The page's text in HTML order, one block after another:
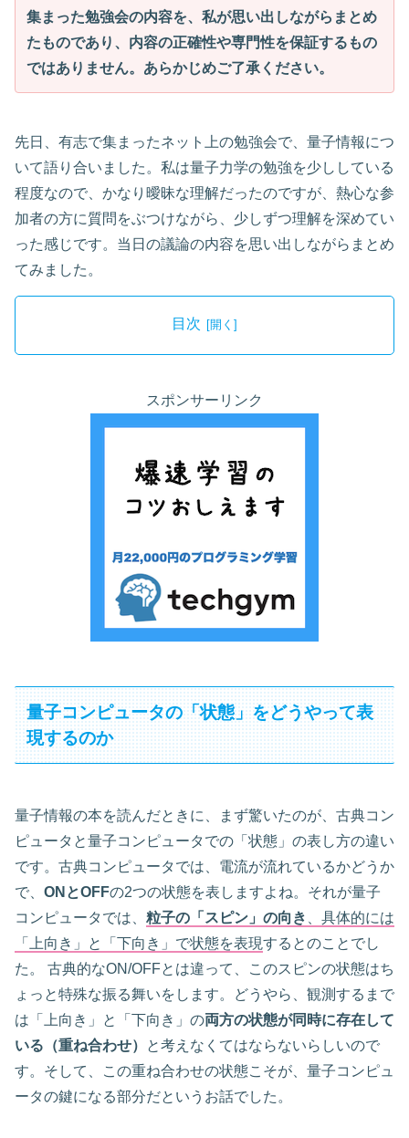
集まった勉強会の内容を、私が思い出しながらまとめ
たものであり、内容の正確性や専門性を保証するもの
ではありません。あらかじめご了承ください。
先日、有志で集まったネット上の勉強会で、量子情報につ
いて語り合いました。私は量子力学の勉強を少ししている
程度なので、かなり曖昧な理解だったのですが、熱心な参
加者の方に質問をぶつけながら、少しずつ理解を深めてい
った感じです。当日の議論の内容を思い出しながらまとめ
てみました。
目次
スポンサーリンク
量子コンピュータの「状態」をどうやって表
現するのか
量子情報の本を読んだときに、まず驚いたのが、古典コン
ピュータと量子コンピュータでの「状態」の表し方の違い
です。古典コンピュータでは、電流が流れているかどうか
で、 ONとOFFの2つの状態を表しますよね。それが量子
コンピュータでは、 粒子の「スピン」の向き 、具体的には
「上向き」と「下向き」で状態を表現するとのことでし
た。 古典的なON/OFFとは違って、このスピンの状態はち
ょっと特殊な振る舞いをします。どうやら、観測するまで
は「上向き」と「下向き」の両方の状態が同時に存在して
いる（重ね合わせ）
と考えなくてはならないらしいので
す。そして、この重ね合わせの状態こそが、量子コンピュ
ータの鍵になる部分だというお話でした。